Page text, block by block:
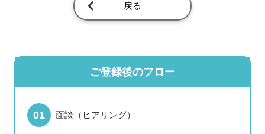
戻る
ご登録後のフロー
面談（ヒアリング）